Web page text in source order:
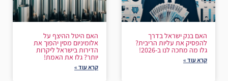
האם בנק ישראל בדרך
להפסיק את עליות הריבית?
גלו מה מחכה לנו ב-2026!
קרא עוד »
האם היטל ההיצף על
אלומיניום מסין יהפוך את
הדירות בישראל ליקרות
יותר? גלו את האמת!
קרא עוד »